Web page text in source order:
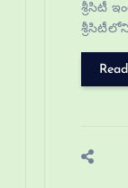
శ్రీసిటీ